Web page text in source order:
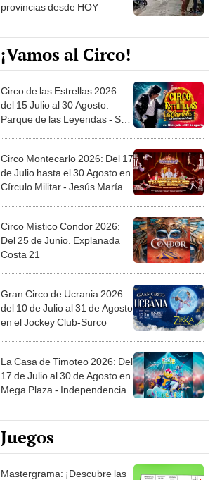
provincias desde HOY
¡Vamos al Circo!
Circo de las Estrellas 2026:
del 15 Julio al 30 Agosto.
Parque de las Leyendas - San
Circo Montecarlo 2026: Del 17
de Julio hasta el 30 Agosto en
Círculo Militar - Jesús María
Circo Místico Condor 2026:
Del 25 de Junio. Explanada
Costa 21
Gran Circo de Ucrania 2026:
del 10 de Julio al 31 de Agosto
en el Jockey Club-Surco
La Casa de Timoteo 2026: Del
17 de Julio al 30 de Agosto en
Mega Plaza - Independencia
Juegos
Mastergrama: ¡Descubre las